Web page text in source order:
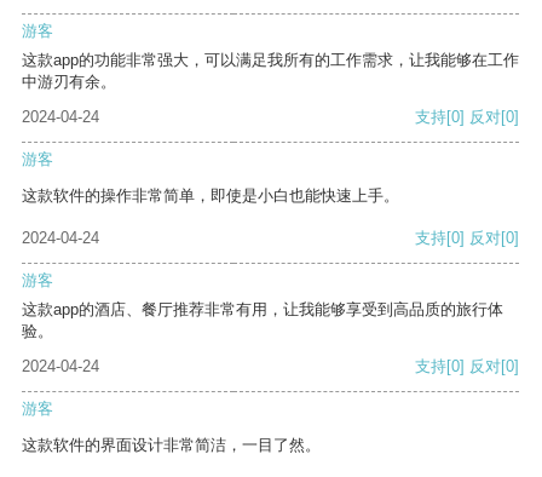
游客
这款app的功能非常强大，可以满足我所有的工作需求，让我能够在工作
中游刃有余。
2024-04-24
支持[0] 反对[0]
游客
这款软件的操作非常简单，即使是小白也能快速上手。
2024-04-24 支持[0] 反对[0]
游客
这款app的酒店、餐厅推荐非常有用，让我能够享受到高品质的旅行体
验。
2024-04-24
支持[0] 反对[0]
游客
这款软件的界面设计非常简洁，一目了然。